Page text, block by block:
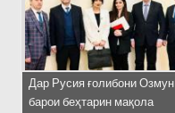
Дар Русия ғолибони Озмун
барои беҳтарин мақола